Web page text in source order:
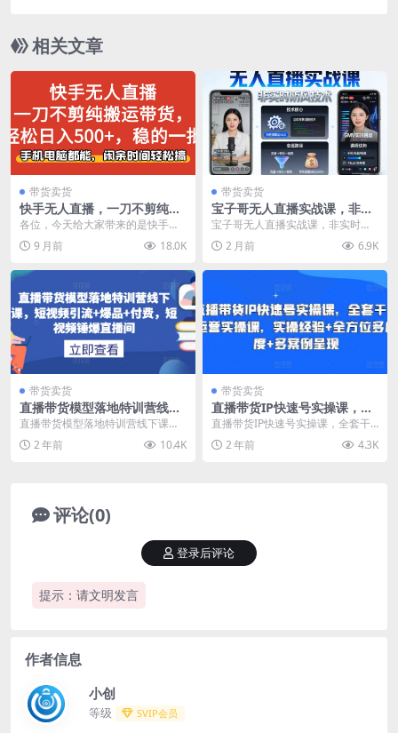
相关文章
带货卖货
快手无人直播，一刀不剪纯搬
运带货轻松日入500+，稳的一
批，手机电脑都…
各位，今天给大家带来的是快手无
人直播，一刀不剪纯搬运带货轻松
日入500+，稳的一...
9 月前 18.0K
带货卖货
宝子哥无人直播实战课，非实
时防风技术，聚焦抖音快手等
平台直播带货，轻松开启直播
变现之路(更新2026年5月29
宝子哥无人直播实战课，非实时防
风技术，聚焦抖音快手等平台直播
带货，轻松开启直播变...
2 月前 6.9K
带货卖货
直播带货模型落地特训营线下
课，​短视频引流+爆品+付费，
短视频锤爆直播间
直播带货模型落地特训营线下课，​
短视频引流+爆品+付费，短视频锤
爆直播间 课程内...
2 年前 10.4K
带货卖货
直播带货IP快速号实操课，全
套干货运营实操课，实操经验
+全方位多角度+多案例呈现
直播带货IP快速号实操课，全套干
货运营实操课，实操经验+全方位多
角度+多案例呈现...
2 年前 4.3K
评论(0)
提示：请文明发言
登录后评论
作者信息
小创
等级 SVIP会员